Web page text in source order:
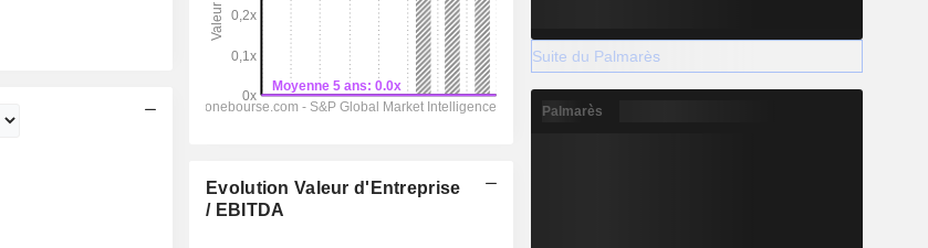
Evolution Valeur d'Entreprise
/ EBITDA
Suite du Palmarès
Palmarès